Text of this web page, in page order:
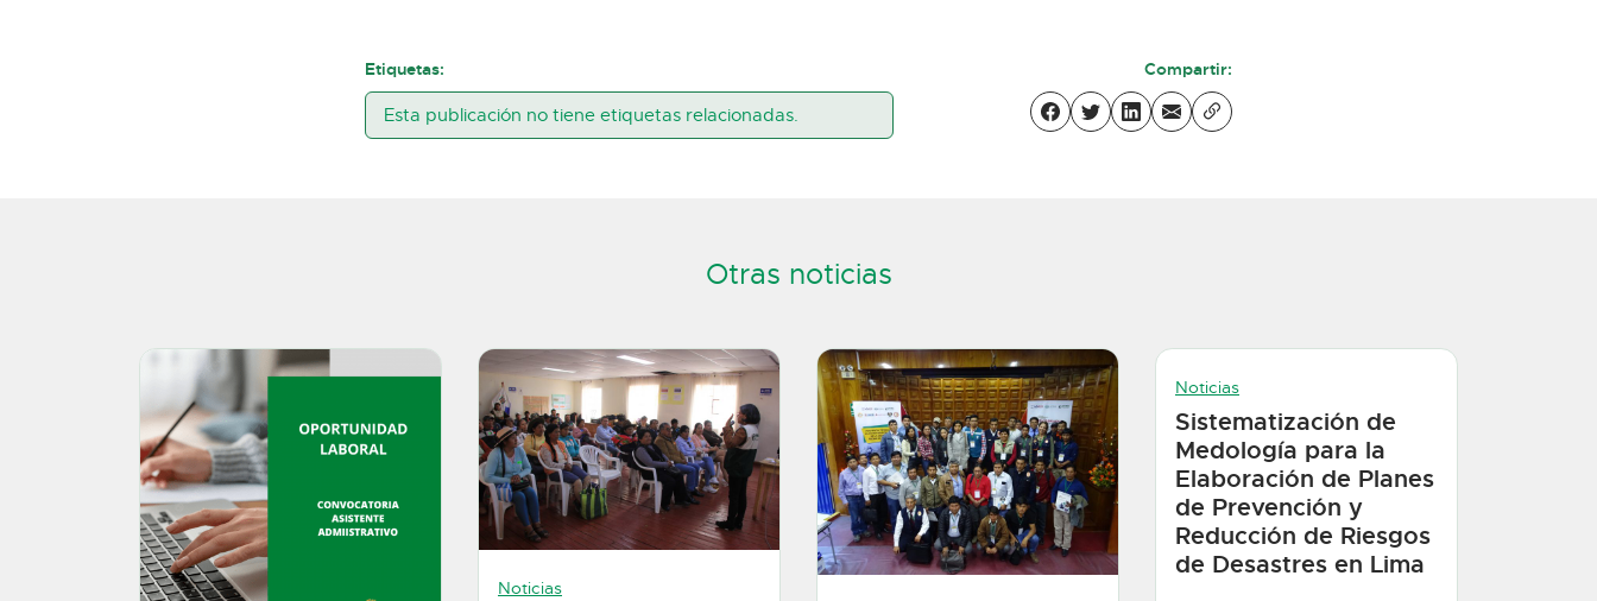
Etiquetas:
Esta publicación no tiene etiquetas relacionadas.
Compartir:
Otras noticias
Noticias
Noticias
Sistematización de
Medología para la
Elaboración de Planes
de Prevención y
Reducción de Riesgos
de Desastres en Lima